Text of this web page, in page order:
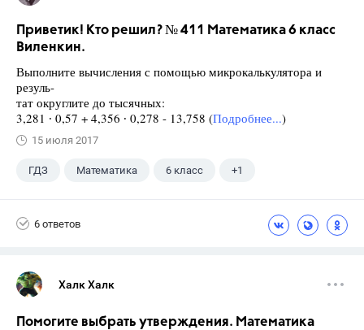
Приветик! Кто решил? № 411 Математика 6 класс
Виленкин.
Выполните вычисления с помощью микрокалькулятора и
резуль-
тат округлите до тысячных:
3,281 ∙ 0,57 + 4,356 ∙ 0,278 - 13,758 (Подробнее...)
15 июля 2017
ГДЗ Математика 6 класс +1
6 ответов
Халк Халк
Помогите выбрать утверждения. Математика